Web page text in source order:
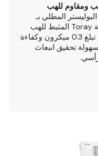
المطلي بـ
PTFE الياباني المستورد من ماركة Toray المثبط للهب
والمطلي بـ PTFE، مع دقة ترشيح تبلغ 0.3 ميكرون وكفاءة
بسهولة تحقيق انبعاث